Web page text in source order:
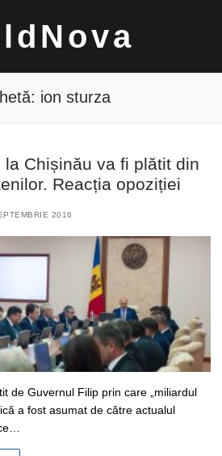
ion sturza
Chișinău va fi plătit din
Reacția opoziției
2016
de Guvernul Filip prin care „miliardul
a fost asumat de către actualul